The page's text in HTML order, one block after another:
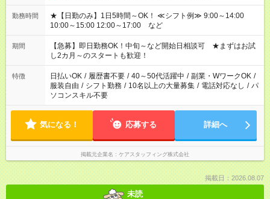
勤務時間
★【日勤のみ】1日5時間～OK！ ≪シフト例≫ 9:00～14:00
10:00～15:00 12:00～17:00 など
期間
【急募】即日勤務OK！中旬～など開始日相談可 ★まずはお試
し2カ月～のスタートも歓迎！
特徴 日払いOK / 履歴書不要 / 40～50代活躍中 / 副業・WワークOK /
服装自由 / シフト勤務 / 10名以上の大量募集 / 電話対応なし / パ
ソコンスキル不要
気になる！ 応募する 詳細へ
掲載元企業名 ケアスタッフィング株式会社
掲載日：2026.08.07
未読